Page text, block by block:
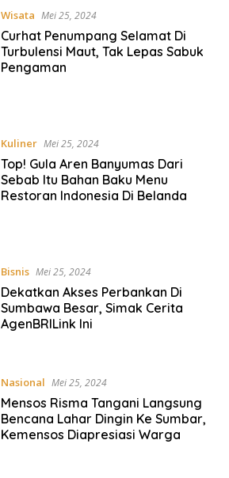
Wisata Mei 25, 2024
Curhat Penumpang Selamat Di
Turbulensi Maut, Tak Lepas Sabuk
Pengaman
Kuliner Mei 25, 2024
Top! Gula Aren Banyumas Dari
Sebab Itu Bahan Baku Menu
Restoran Indonesia Di Belanda
Bisnis Mei 25, 2024
Dekatkan Akses Perbankan Di
Sumbawa Besar, Simak Cerita
AgenBRILink Ini
Nasional Mei 25, 2024
Mensos Risma Tangani Langsung
Bencana Lahar Dingin Ke Sumbar,
Kemensos Diapresiasi Warga